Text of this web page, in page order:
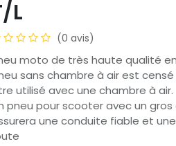
L
(0 avis)
moto de très haute qualité
sans chambre à air est
utilisé avec une chambre à air.
pneu pour scooter avec un
une conduite fiable et